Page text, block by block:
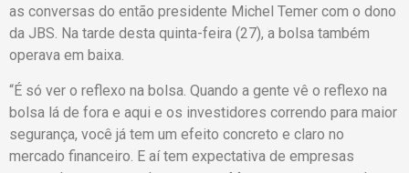
as conversas do então presidente Michel Temer com o dono
da JBS. Na tarde desta quinta-feira (27), a bolsa também
operava em baixa.
“É só ver o reflexo na bolsa. Quando a gente vê o reflexo na
bolsa lá de fora e aqui e os investidores correndo para maior
segurança, você já tem um efeito concreto e claro no
mercado financeiro. E aí tem expectativa de empresas